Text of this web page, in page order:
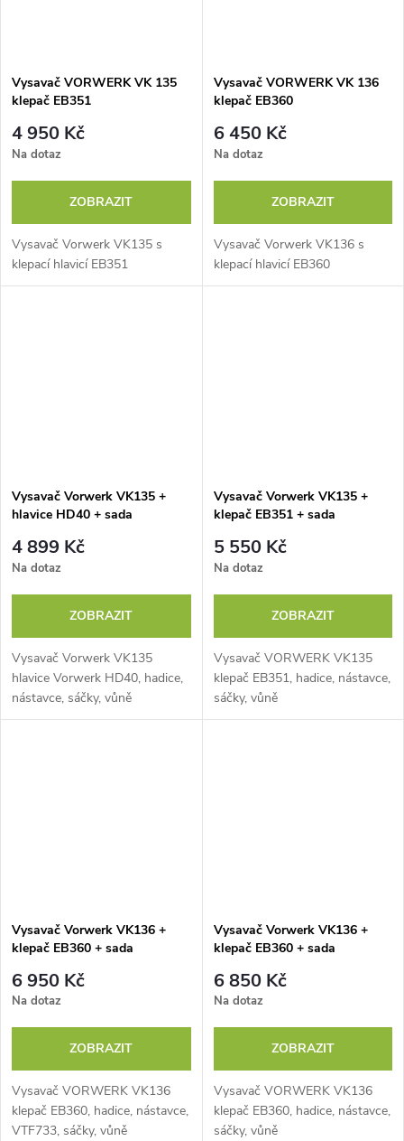
Vysavač VORWERK VK 135
klepač EB351
4 950 Kč
Na dotaz
ZOBRAZIT
Vysavač Vorwerk VK135 s
klepací hlavicí EB351
Vysavač VORWERK VK 136
klepač EB360
6 450 Kč
Na dotaz
ZOBRAZIT
Vysavač Vorwerk VK136 s
klepací hlavicí EB360
Vysavač Vorwerk VK135 +
hlavice HD40 + sada
4 899 Kč
Na dotaz
ZOBRAZIT
Vysavač Vorwerk VK135
hlavice Vorwerk HD40, hadice,
nástavce, sáčky, vůně
Vysavač Vorwerk VK135 +
klepač EB351 + sada
5 550 Kč
Na dotaz
ZOBRAZIT
Vysavač VORWERK VK135
klepač EB351, hadice, nástavce,
sáčky, vůně
Vysavač Vorwerk VK136 +
klepač EB360 + sada
6 950 Kč
Na dotaz
ZOBRAZIT
Vysavač VORWERK VK136
klepač EB360, hadice, nástavce,
VTF733, sáčky, vůně
Vysavač Vorwerk VK136 +
klepač EB360 + sada
6 850 Kč
Na dotaz
ZOBRAZIT
Vysavač VORWERK VK136
klepač EB360, hadice, nástavce,
sáčky, vůně